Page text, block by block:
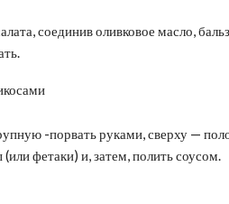
соединив оливковое масло,
-порвать руками, сверху —
фетаки) и, затем, полить соусом.